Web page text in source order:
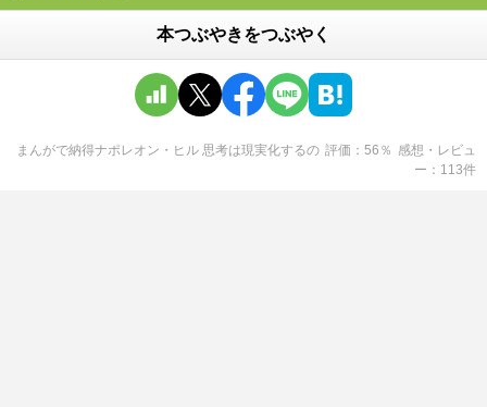
本つぶやきをつぶやく
まんがで納得ナポレオン・ヒル 思考は現実化するの 評価 56 ％ 感想・レビュ
ー
113件